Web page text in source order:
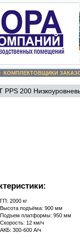
КОМПЛЕКТОВЩИКИ
PPS 200
ГП: 2000 кг
Высота подъёма: 900 мм
Подъем платформы: 950 мм
Скорость: 12 км/ч
АКБ: 300-600 А/ч